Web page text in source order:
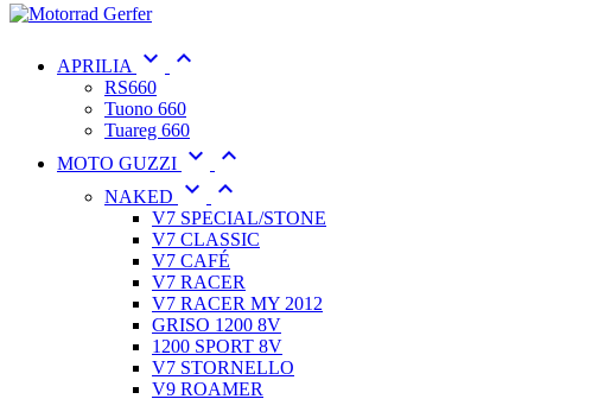
APRILIA  
RS660
Tuono 660
Tuareg 660
MOTO GUZZI  
NAKED  
V7 SPECIAL/STONE
V7 CLASSIC
V7 CAFÉ
V7 RACER
V7 RACER MY 2012
GRISO 1200 8V
1200 SPORT 8V
V7 STORNELLO
V9 ROAMER